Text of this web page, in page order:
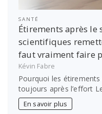
SANTÉ
Étirements après le
scientifiques
faut vraiment faire
Kévin Fabre
Pourquoi les
toujours après l’effort
En savoir plus